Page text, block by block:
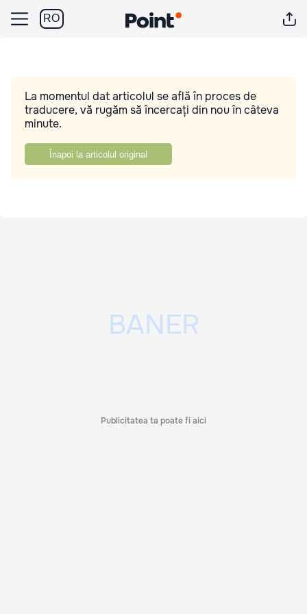
RO
La momentul dat articolul se află în proces de
traducere, vă rugăm să încercați din nou în câteva
minute.
Înapoi la articolul original
Publicitatea ta poate fi aici